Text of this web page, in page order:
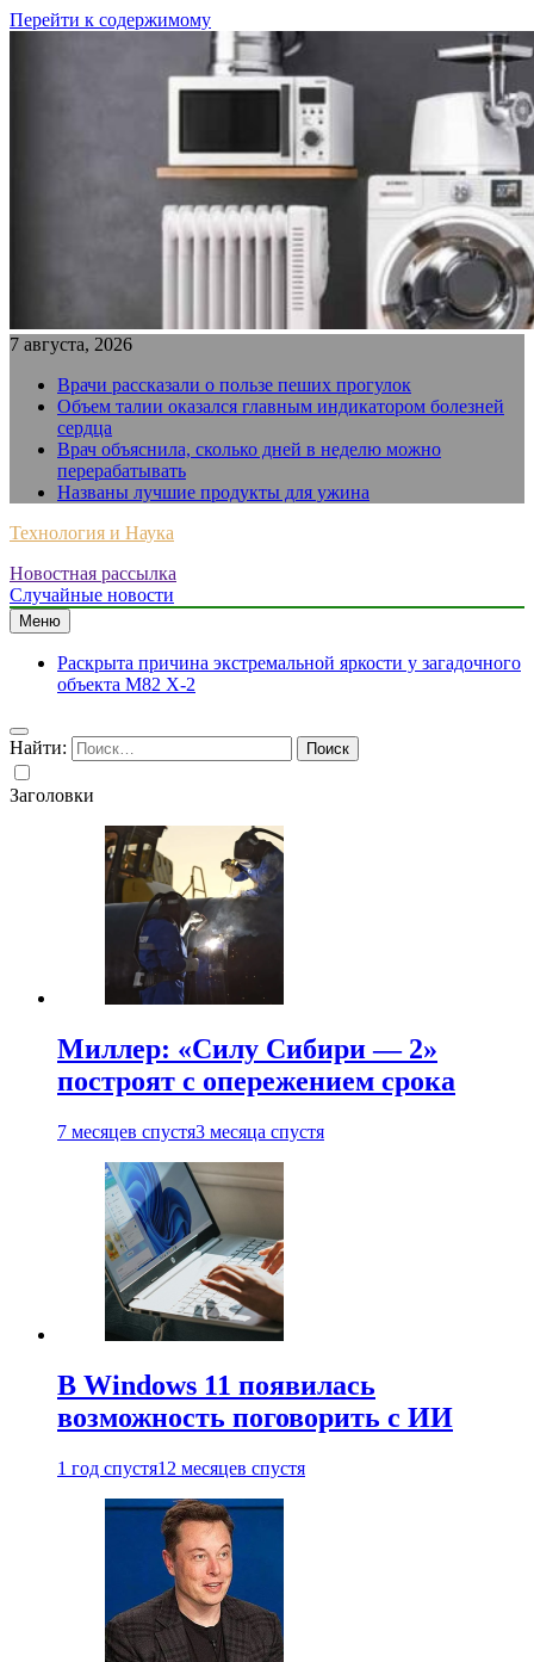
Перейти к содержимому
7 августа, 2026
Врачи рассказали о пользе пеших прогулок
Объем талии оказался главным индикатором болезней
сердца
Врач объяснила, сколько дней в неделю можно
перерабатывать
Названы лучшие продукты для ужина
Технология и Наука
Новостная рассылка
Случайные новости
Меню
Раскрыта причина экстремальной яркости у загадочного
объекта M82 X-2
Найти:
Заголовки
Миллер: «Силу Сибири — 2»
построят с опережением срока
7 месяцев спустя3 месяца спустя
В Windows 11 появилась
возможность поговорить с ИИ
1 год спустя12 месяцев спустя